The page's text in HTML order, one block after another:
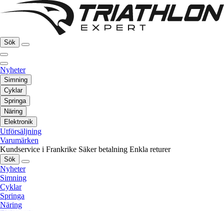
Sök
Nyheter
Simning
Cyklar
Springa
Näring
Elektronik
Utförsäljning
Varumärken
Kundservice i Frankrike Säker betalning Enkla returer
Sök
Nyheter
Simning
Cyklar
Springa
Näring